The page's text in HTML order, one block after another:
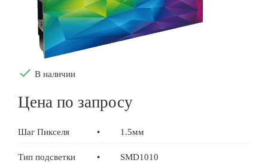
done В наличии
Цена по запросу
Шаг Пикселя • 1.5мм
Тип подсветки • SMD1010